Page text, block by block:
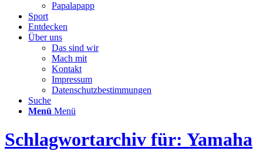
Papalapapp
Sport
Entdecken
Über uns
Das sind wir
Mach mit
Kontakt
Impressum
Datenschutzbestimmungen
Suche
Menü Menü
Schlagwortarchiv für: Yamaha